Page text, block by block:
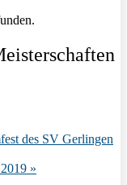
des SV Gerlingen
»